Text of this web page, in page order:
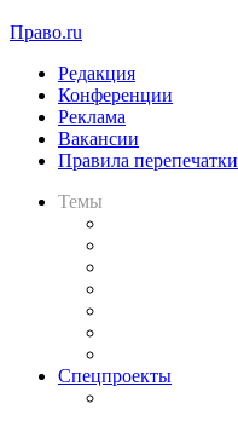
Право.ru
Редакция
Конференции
Реклама
Вакансии
Правила перепечатки
Темы
Спецпроекты